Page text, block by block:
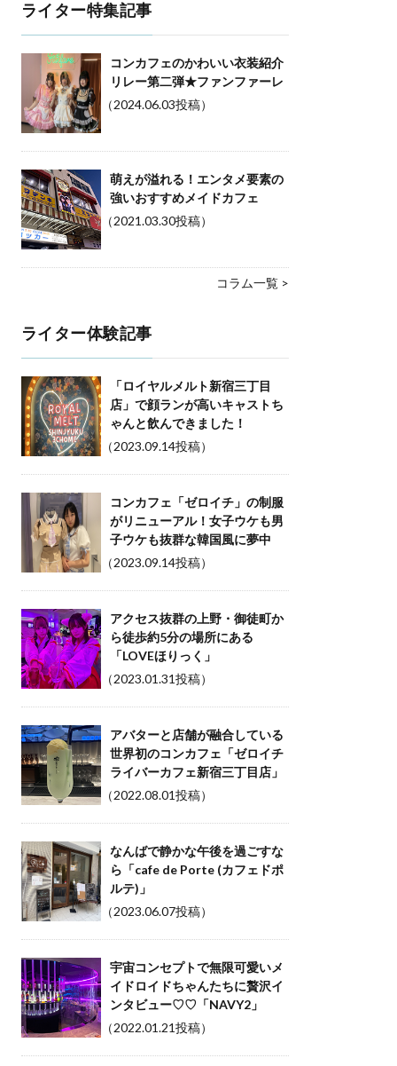
ライター特集記事
コンカフェのかわいい衣装紹介
リレー第二弾★ファンファーレ
（2024.06.03投稿）
萌えが溢れる！エンタメ要素の
強いおすすめメイドカフェ
（2021.03.30投稿）
コラム一覧 >
ライター体験記事
「ロイヤルメルト新宿三丁目
店」で顔ランが高いキャストち
ゃんと飲んできました！
（2023.09.14投稿）
コンカフェ「ゼロイチ」の制服
がリニューアル！女子ウケも男
子ウケも抜群な韓国風に夢中
（2023.09.14投稿）
アクセス抜群の上野・御徒町か
ら徒歩約5分の場所にある
「LOVEほりっく」
（2023.01.31投稿）
アバターと店舗が融合している
世界初のコンカフェ「ゼロイチ
ライバーカフェ新宿三丁目店」
（2022.08.01投稿）
なんばで静かな午後を過ごすな
ら「cafe de Porte (カフェドポ
ルテ)」
（2023.06.07投稿）
宇宙コンセプトで無限可愛いメ
イドロイドちゃんたちに贅沢イ
ンタビュー♡♡「NAVY2」
（2022.01.21投稿）